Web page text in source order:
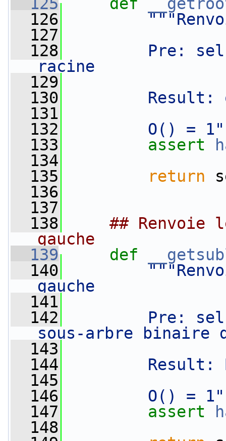
  126
  127
  128
Pre:
racine
  129
  130
Result:
  131
  132
O() =
  133
assert
  134
  135
return
  136
  137
  138
## Renvoie
gauche
  139
def
  140
gauche
  141
  142
Pre:
sous-arbre binaire
  143
  144
Result:
  145
  146
O() =
  147
assert
  148